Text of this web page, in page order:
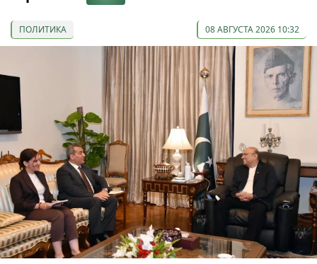
ПОЛИТИКА 08 АВГУСТА 2026 10:32